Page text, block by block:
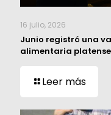
16 julio, 2026
Junio registró una
alimentaria platense
Leer más